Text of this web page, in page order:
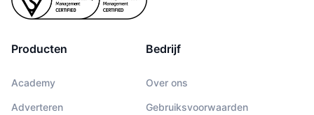
Producten
Academy
Adverteren
Bedrijf
Over ons
Gebruiksvoorwaarden